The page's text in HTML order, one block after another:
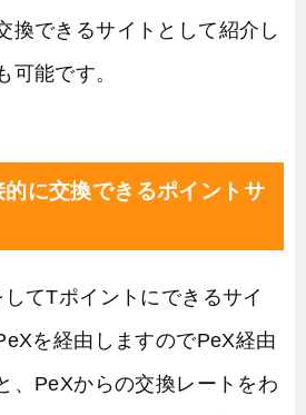
換できるサイトとして紹介し
可能です。
に交換できるポイントサ
てTポイントにできるサイ
を経由しますのでPeX経由
、PeXからの交換レートをわ